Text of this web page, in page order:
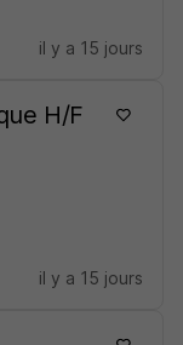
il y a 15 jours
H/F
il y a 15 jours